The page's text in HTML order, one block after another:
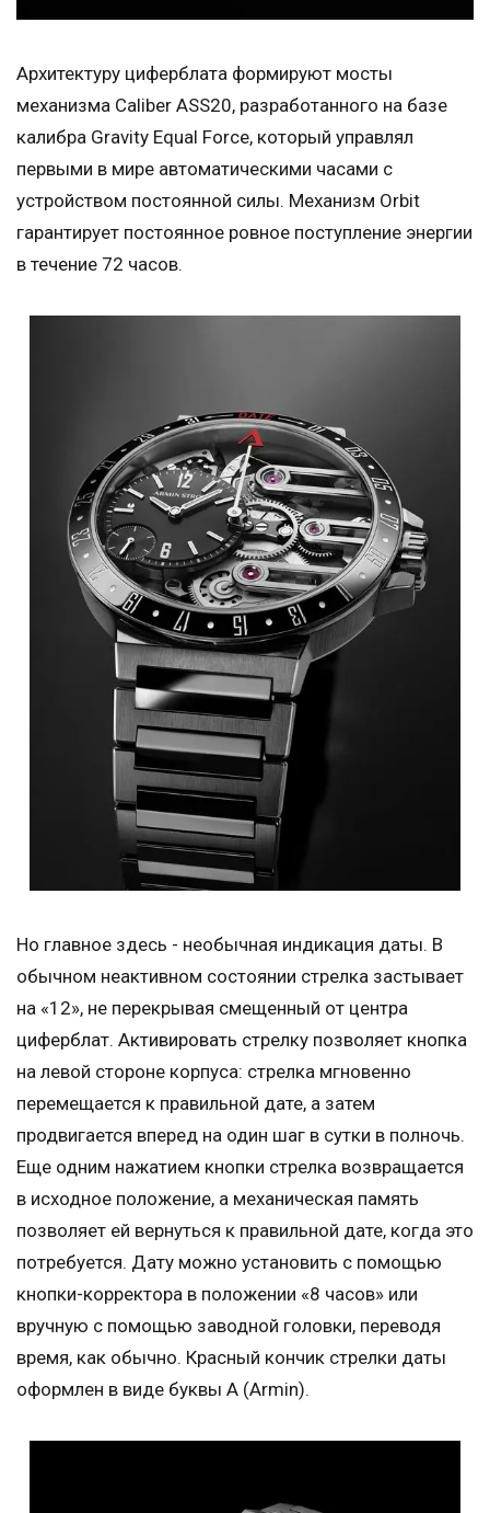
Архитектуру циферблата формируют мосты
механизма Caliber ASS20, разработанного на базе
калибра Gravity Equal Force, который управлял
первыми в мире автоматическими часами с
устройством постоянной силы. Механизм Orbit
гарантирует постоянное ровное поступление энергии
в течение 72 часов.
Но главное здесь - необычная индикация даты. В
обычном неактивном состоянии стрелка застывает
на «12», не перекрывая смещенный от центра
циферблат. Активировать стрелку позволяет кнопка
на левой стороне корпуса: стрелка мгновенно
перемещается к правильной дате, а затем
продвигается вперед на один шаг в сутки в полночь.
Еще одним нажатием кнопки стрелка возвращается
в исходное положение, а механическая память
позволяет ей вернуться к правильной дате, когда это
потребуется. Дату можно установить с помощью
кнопки-корректора в положении «8 часов» или
вручную с помощью заводной головки, переводя
время, как обычно. Красный кончик стрелки даты
оформлен в виде буквы A (Armin).